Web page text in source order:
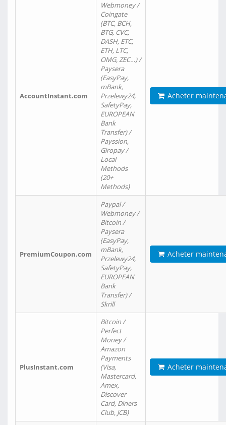
AccountInstant.com
Webmoney /
Coingate
(BTC, BCH,
BTG, CVC,
DASH, ETC,
ETH, LTC,
OMG, ZEC…) /
Paysera
(EasyPay,
mBank,
Przelewy24,
SafetyPay,
EUROPEAN
Bank
Transfer) /
Payssion,
Giropay /
Local
Methods
(20+
Methods)
Acheter
PremiumCoupon.com
Paypal /
Webmoney /
Bitcoin /
Paysera
(EasyPay,
mBank,
Przelewy24,
SafetyPay,
EUROPEAN
Bank
Transfer) /
Skrill
Acheter
PlusInstant.com
Bitcoin /
Perfect
Money /
Amazon
Payments
(Visa,
Mastercard,
Amex,
Discover
Card, Diners
Club, JCB)
Acheter